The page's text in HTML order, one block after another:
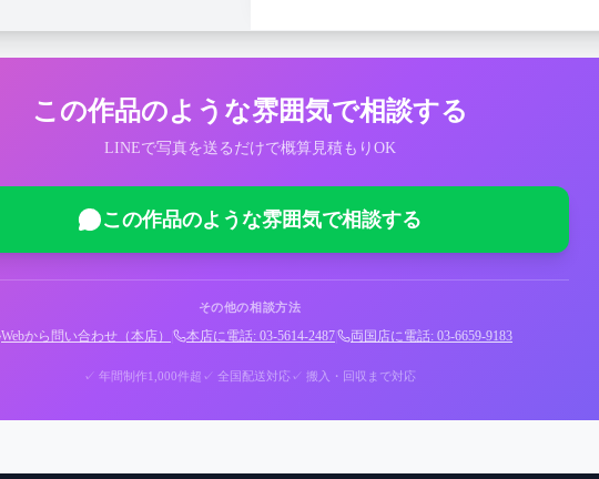
この作品のような雰囲気で相談する
LINEで写真を送るだけで概算見積もりOK
この作品のような雰囲気で相談する
その他の相談方法
Webから問い合わせ（本店） 本店に電話: 03-5614-2487 両国店に電話: 03-6659-9183
✓ 年間制作1,000件超 ✓ 全国配送対応✓ 搬入・回収まで対応